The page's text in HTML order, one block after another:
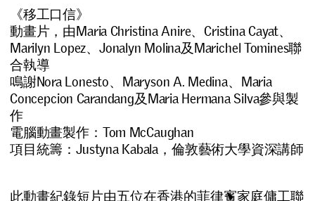
《移工口信》
動畫片，由Maria Christina Anire、 Cristina Cayat、
Marilyn Lopez、Jonalyn Molina及Marichel Tomines聯
合執導
鳴謝Nora Lonesto、Maryson A. Medina、Maria
Concepcion Carandang及Maria Hermana Silva參與製
作
電腦動畫製作：Tom McCaughan
項目統籌：Justyna Kabala，倫敦藝術大學資深講師
此動畫紀錄短片由五位在香港的菲律賓家庭傭工聯